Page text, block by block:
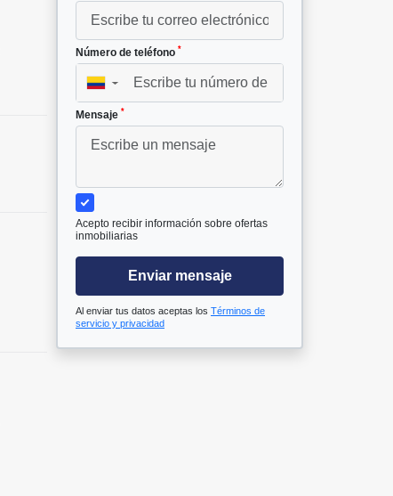
Número de teléfono *
▼
Mensaje *
Acepto recibir información sobre ofertas
inmobiliarias
Enviar mensaje
Al enviar tus datos aceptas los Términos de
servicio y privacidad